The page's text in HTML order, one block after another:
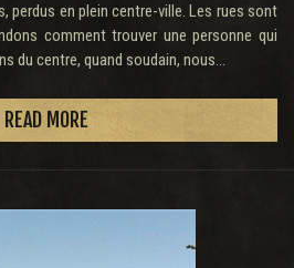
perdus en plein centre-ville. Les rues sont
comment trouver une personne qui
du centre, quand soudain, nous...
READ MORE